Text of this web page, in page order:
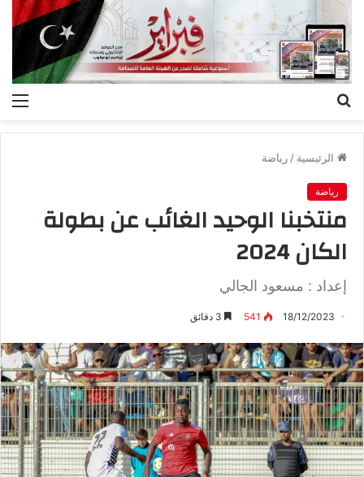
الرئيسية / رياضة
رياضة
منتخبنا الوحيد الغائب عن بطولة
الكان 2024
إعداد : مسعود الجالي
18/12/2023
541